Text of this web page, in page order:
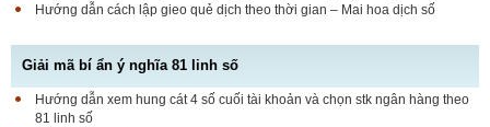
Hướng dẫn cách lập gieo quẻ dịch theo thời gian – Mai hoa dịch số
Giải mã bí ẩn ý nghĩa 81 linh số
Hướng dẫn xem hung cát 4 số cuối tài khoản và chọn stk ngân hàng theo
81 linh số